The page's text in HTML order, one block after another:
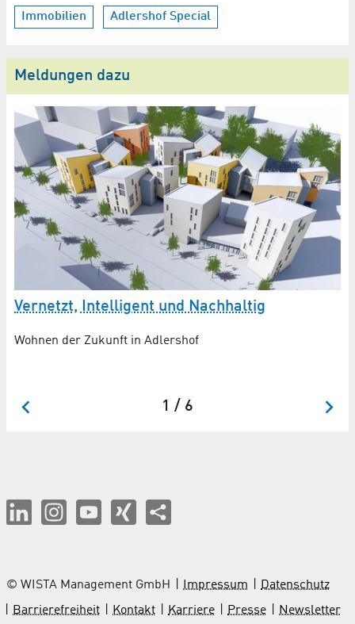
Immobilien Adlershof Special
Meldungen dazu
Vernetzt, Intelligent und Nachhaltig
Wohnen der Zukunft in Adlershof
1 / 6
© WISTA Management GmbH Impressum
Datenschutz
Barrierefreiheit
Kontakt Karriere Presse Newsletter